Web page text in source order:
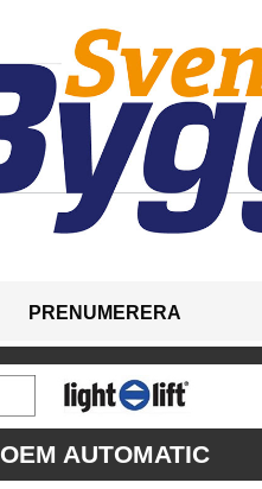
PRENUMERERA
OEM AUTOMATIC